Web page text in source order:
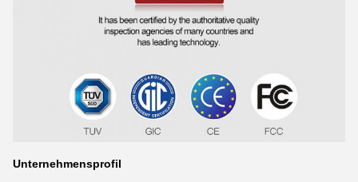
Unternehmensprofil